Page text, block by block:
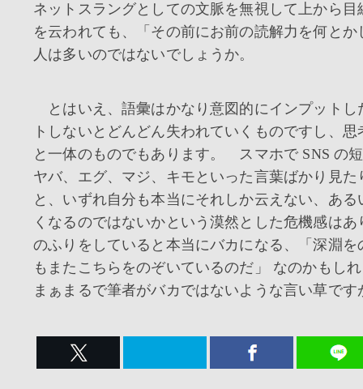
ネットスラングとしての文脈を無視して上から目
を云われても、「その前にお前の読解力を何とか
人は多いのではないでしょうか。
とはいえ、語彙はかなり意図的にインプットし
トしないとどんどん失われていくものですし、
と一体のものでもあります。 スマホで SNS の
ヤバ、エグ、マジ、キモといった言葉ばかり見た
と、いずれ自分も本当にそれしか云えない、ある
くなるのではないかという漠然とした危機感は
のふりをしていると本当にバカになる、「深淵を
もまたこちらをのぞいているのだ」 なのかもし
まぁまるで筆者がバカではないような言い草です